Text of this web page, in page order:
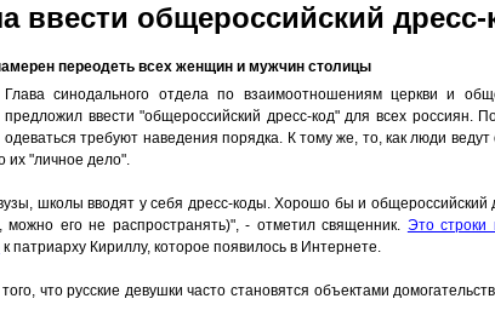
ввести общероссийский дресс-
переодеть всех женщин и мужчин столицы
Глава синодального отдела по взаимоотношениям церкви и
предложил ввести "общероссийский дресс-код" для всех россиян.
одеваться требуют наведения порядка. К тому же, то, как люди
их "личное дело".
школы вводят у себя дресс-коды. Хорошо бы и общероссийский
его не распространять)", - отметил священник. Это строки
к патриарху Кириллу, которое появилось в Интернете.
что русские девушки часто становятся объектами